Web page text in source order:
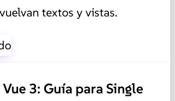
textos y vistas.
3: Guía para Single